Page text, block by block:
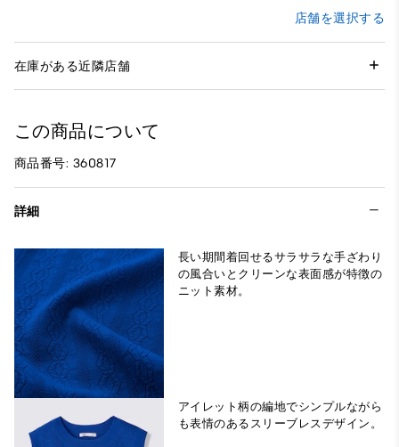
店舗を選択する
在庫がある近隣店舗
この商品について
商品番号: 360817
詳細
長い期間着回せるサラサラな手ざわり
の風合いとクリーンな表面感が特徴の
ニット素材。
アイレット柄の編地でシンプルながら
も表情のあるスリーブレスデザイン。